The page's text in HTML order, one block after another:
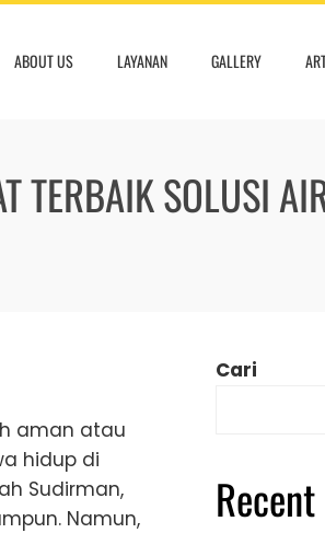
ABOUT US LAYANAN GALLERY
TERBAIK SOLUSI
aman atau
hidup di
Sudirman,
Namun,
Cari